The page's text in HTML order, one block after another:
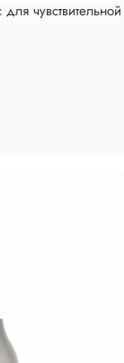
чувствительной